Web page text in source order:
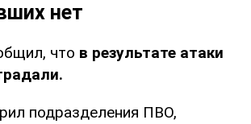
нет
что в результате атаки
подразделения ПВО,